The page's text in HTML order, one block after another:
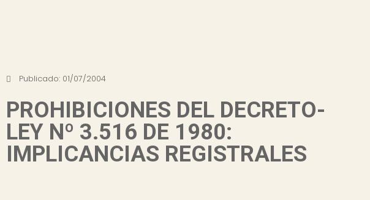
Publicado: 01/07/2004
PROHIBICIONES DEL DECRETO-
LEY Nº 3.516 DE 1980:
IMPLICANCIAS REGISTRALES